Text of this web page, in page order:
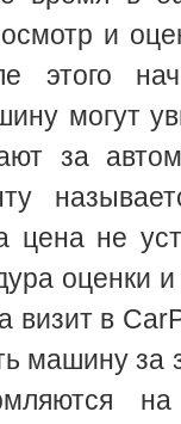
и
этого
могут
за
цена не
оценки
визит в
машину за